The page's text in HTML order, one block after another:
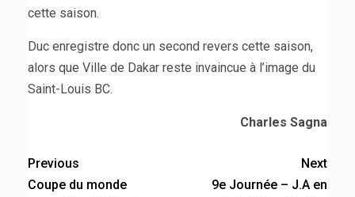
cette saison.
Duc enregistre donc un second revers cette saison,
alors que Ville de Dakar reste invaincue à l’image du
Saint-Louis BC.
Charles Sagna
Previous
Coupe du monde
Next
9e Journée – J.A en